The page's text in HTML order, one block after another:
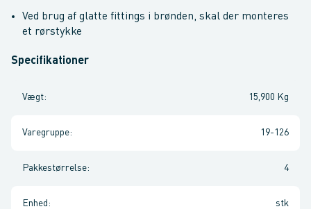
Ved brug af glatte fittings i brønden, skal der monteres
et rørstykke
Specifikationer
Vægt: 15,900 Kg
Varegruppe: 19-126
Pakkestørrelse: 4
Enhed : stk